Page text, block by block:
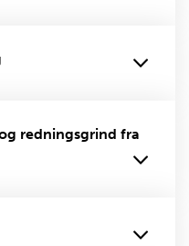
redningsgrind fra